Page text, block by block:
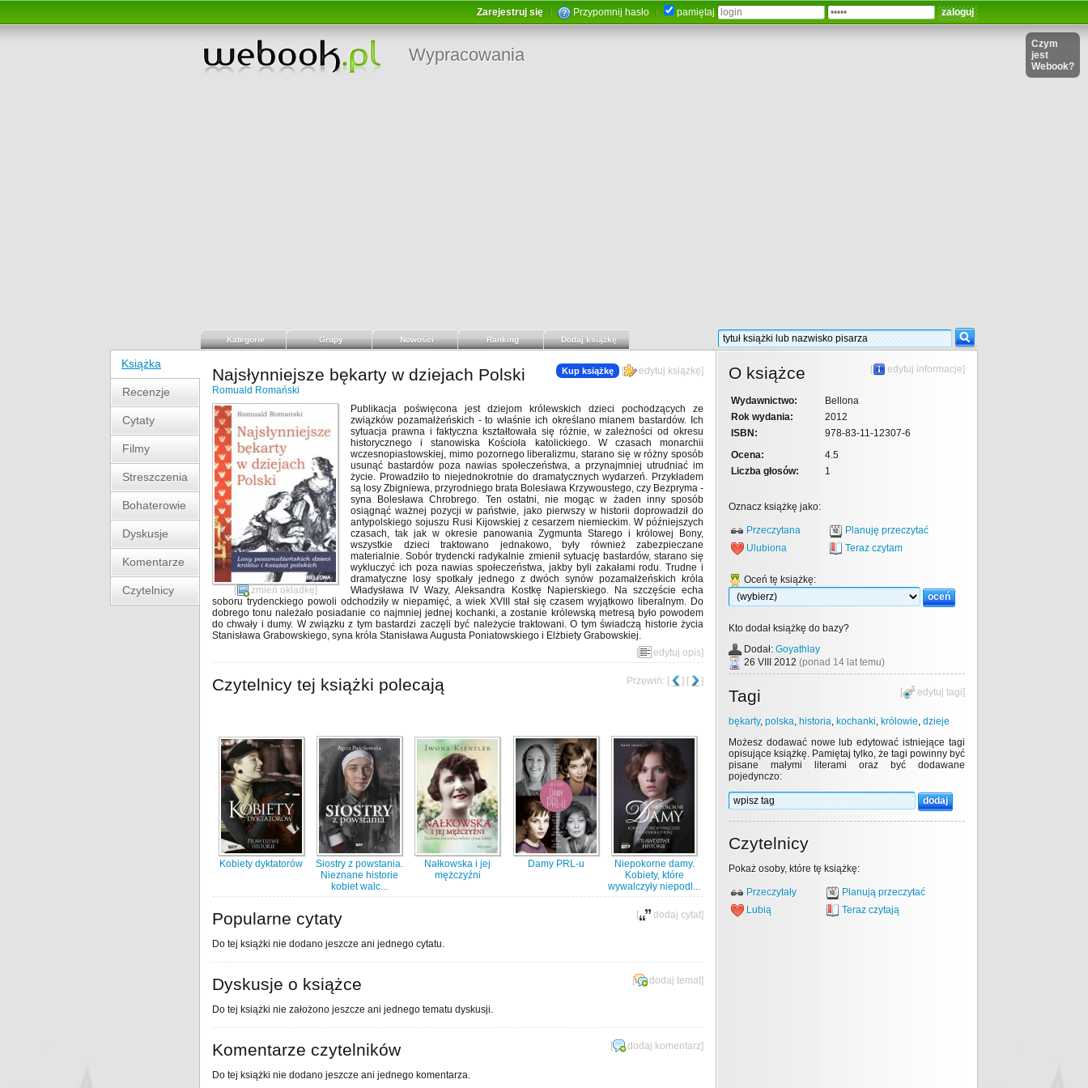
Zarejestruj się Przypomnij hasło pamiętaj
Wypracowania
Czym
jest
Webook?
Kategorie Grupy Nowości Ranking Dodaj książkę
Książka
Recenzje
Cytaty
Filmy
Streszczenia
Bohaterowie
Dyskusje
Komentarze
Czytelnicy
Kup książkę [ edytuj książkę]
Najsłynniejsze bękarty w dziejach Polski
Romuald Romański
[ zmień okładkę]
Publikacja poświęcona jest dziejom królewskich dzieci pochodzących ze
związków pozamałżeńskich - to właśnie ich określano mianem bastardów. Ich
sytuacja prawna i faktyczna kształtowała się różnie, w zależności od okresu
historycznego i stanowiska Kościoła katolickiego. W czasach monarchii
wczesnopiastowskiej, mimo pozornego liberalizmu, starano się w różny sposób
usunąć bastardów poza nawias społeczeństwa, a przynajmniej utrudniać im
życie. Prowadziło to niejednokrotnie do dramatycznych wydarzeń. Przykładem
są losy Zbigniewa, przyrodniego brata Bolesława Krzywoustego, czy Bezpryma -
syna Bolesława Chrobrego. Ten ostatni, nie mogąc w żaden inny sposób
osiągnąć ważnej pozycji w państwie, jako pierwszy w historii doprowadził do
antypolskiego sojuszu Rusi Kijowskiej z cesarzem niemieckim. W późniejszych
czasach, tak jak w okresie panowania Zygmunta Starego i królowej Bony,
wszystkie dzieci traktowano jednakowo, były również zabezpieczane
materialnie. Sobór trydencki radykalnie zmienił sytuację bastardów, starano się
wykluczyć ich poza nawias społeczeństwa, jakby byli zakałami rodu. Trudne i
dramatyczne losy spotkały jednego z dwóch synów pozamałżeńskich króla
Władysława IV Wazy, Aleksandra Kostkę Napierskiego. Na szczęście echa
soboru trydenckiego powoli odchodziły w niepamięć, a wiek XVIII stał się czasem wyjątkowo liberalnym. Do
dobrego tonu należało posiadanie co najmniej jednej kochanki, a zostanie królewską metresą było powodem
do chwały i dumy. W związku z tym bastardzi zaczęli być należycie traktowani. O tym świadczą historie życia
Stanisława Grabowskiego, syna króla Stanisława Augusta Poniatowskiego i Elżbiety Grabowskiej.
[
edytuj opis]
Przewiń: [ ] [ ]
Czytelnicy tej książki polecają
Kobiety dyktatorów
Siostry z powstania.
Nieznane historie
kobiet walc...
Nałkowska i jej
mężczyźni
Damy PRL-u
Niepokorne damy.
Kobiety, które
wywalczyły niepodl...
[ dodaj cytat]
Popularne cytaty
Do tej książki nie dodano jeszcze ani jednego cytatu.
[ dodaj temat]
Dyskusje o książce
Do tej książki nie założono jeszcze ani jednego tematu dyskusji.
[ dodaj komentarz]
Komentarze czytelników
Do tej książki nie dodano jeszcze ani jednego komentarza.
[ edytuj informacje]
O książce
Wydawnictwo:
Bellona
Rok wydania:
2012
ISBN:
978-83-11-12307-6
Ocena:
4.5
Liczba głosów:
1
Oznacz książkę jako:
Przeczytana
Planuję przeczytać
Ulubiona
Teraz czytam
Oceń tę książkę:
Kto dodał książkę do bazy?
Dodał: Goyathlay
26 VIII 2012 (ponad 14 lat temu)
[ edytuj tagi]
Tagi
bękarty, polska, historia, kochanki, królowie, dzieje
Możesz dodawać nowe lub edytować istniejące tagi
opisujące książkę. Pamiętaj tylko, że tagi powinny być
pisane małymi literami oraz być dodawane
pojedynczo:
Czytelnicy
Pokaż osoby, które tę książkę:
Przeczytały
Planują przeczytać
Lubią
Teraz czytają